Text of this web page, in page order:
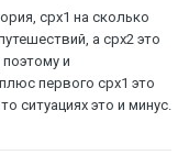
срх1 на сколько
а срх2 это
и
первого срх1 это
ситуациях это и минус.